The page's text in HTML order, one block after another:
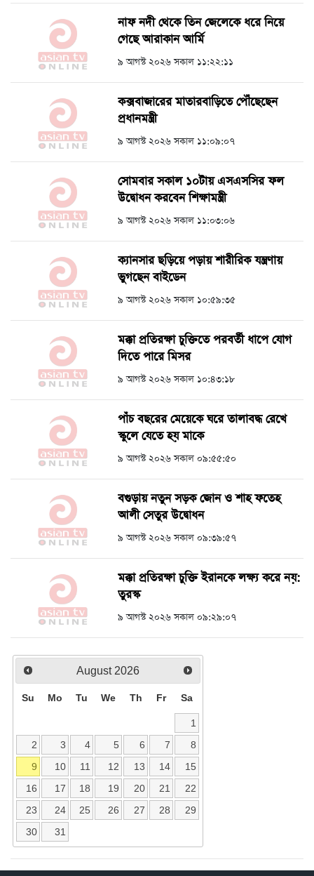
নাফ নদী থেকে তিন জেলেকে ধরে নিয়ে
গেছে আরাকান আর্মি
৯ আগস্ট ২০২৬ সকাল ১১:২২:১১
কক্সবাজারের মাতারবাড়িতে পৌঁছেছেন
প্রধানমন্ত্রী
৯ আগস্ট ২০২৬ সকাল ১১:০৯:০৭
সোমবার সকাল ১০টায় এসএসসির ফল
উদ্বোধন করবেন শিক্ষামন্ত্রী
৯ আগস্ট ২০২৬ সকাল ১১:০৩:০৬
ক্যানসার ছড়িয়ে পড়ায় শারীরিক যন্ত্রণায়
ভুগছেন বাইডেন
৯ আগস্ট ২০২৬ সকাল ১০:৫৯:৩৫
মক্কা প্রতিরক্ষা চুক্তিতে পরবর্তী ধাপে যোগ
দিতে পারে মিসর
৯ আগস্ট ২০২৬ সকাল ১০:৪৩:১৮
পাঁচ বছরের মেয়েকে ঘরে তালাবদ্ধ রেখে
স্কুলে যেতে হয় মাকে
৯ আগস্ট ২০২৬ সকাল ০৯:৫৫:৫০
বগুড়ায় নতুন সড়ক জোন ও শাহ ফতেহ
আলী সেতুর উদ্বোধন
৯ আগস্ট ২০২৬ সকাল ০৯:৩৯:৫৭
মক্কা প্রতিরক্ষা চুক্তি ইরানকে লক্ষ্য করে নয়:
তুরস্ক
৯ আগস্ট ২০২৬ সকাল ০৯:২৯:০৭
August 2026
Su Mo Tu We Th Fr Sa
1
2
3 4 5 6 7
8
9
10 11 12 13 14
15
16
17 18 19 20 21
22
23
24 25 26 27 28
29
30
31